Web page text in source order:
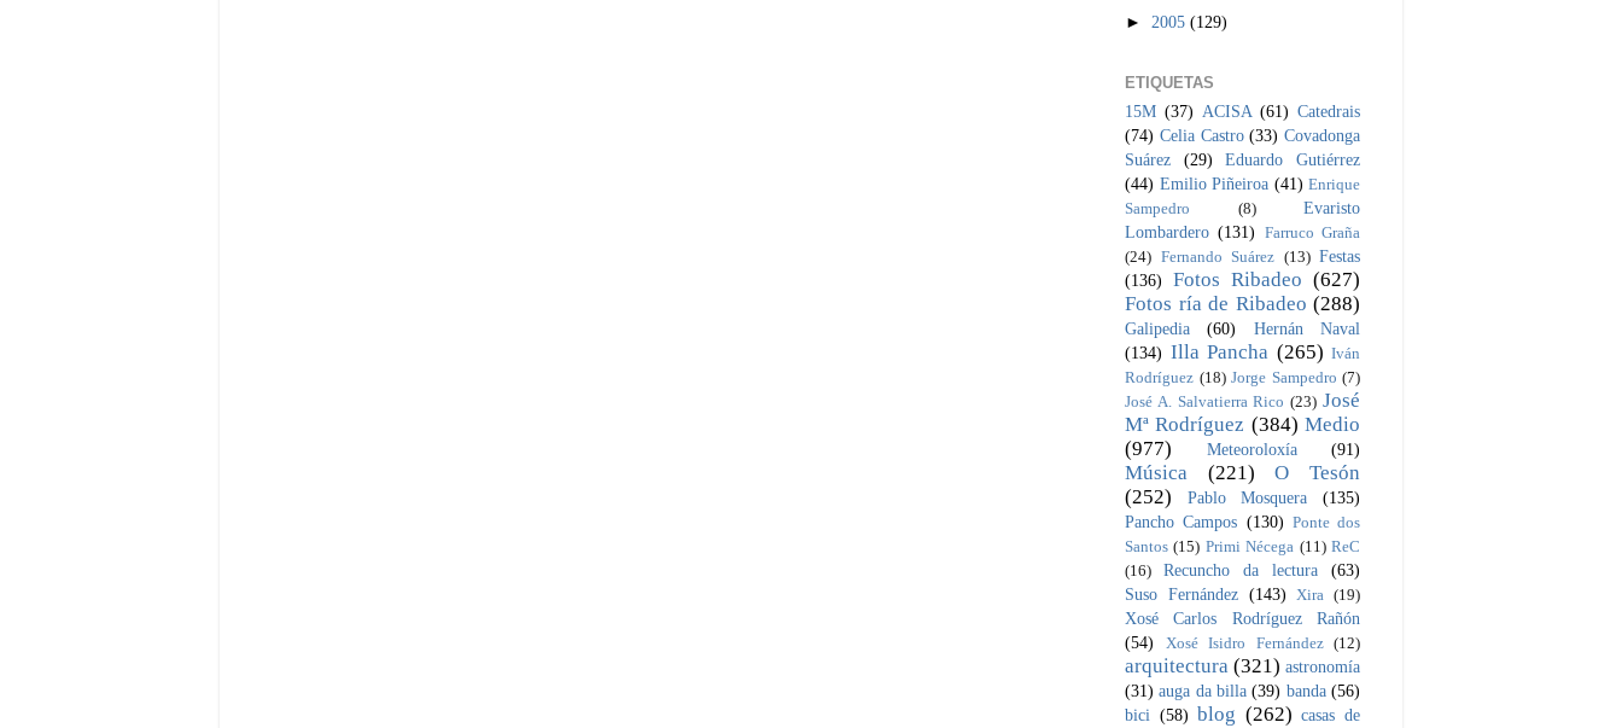
► 2005 (129)
ETIQUETAS
15M (37) ACISA (61) Catedrais
(74) Celia Castro (33) Covadonga
Suárez
(29)
Eduardo Gutiérrez
(44) Emilio Piñeiroa (41) Enrique
Sampedro
(8)
Evaristo
Lombardero (131) Farruco Graña
(24) Fernando Suárez (13) Festas
(136)
Fotos Ribadeo (627)
Fotos ría de Ribadeo (288)
Galipedia (60)
Hernán Naval
(134) Illa Pancha (265) Iván
Rodríguez (18) Jorge Sampedro (7)
José A. Salvatierra Rico (23) José
Mª Rodríguez (384) Medio
(977)
Meteoroloxía (91)
Música (221)
O Tesón
(252)
Pablo Mosquera
(135)
Pancho Campos (130) Ponte dos
Santos (15) Primi Nécega (11) ReC
(16)
Recuncho da lectura
(63)
Suso Fernández (143) Xira (19)
Xosé Carlos Rodríguez Rañón
(54)
Xosé Isidro Fernández (12)
arquitectura (321) astronomía
(31) auga da billa (39) banda (56)
bici (58) blog (262) casas de